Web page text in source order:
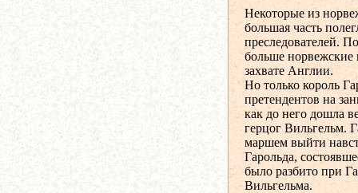
Некоторые из
большая часть
преследователей.
больше
захвате Англии.
Но только король
претендентов на
как до него дошла
герцог Вильгельм.
маршем выйти
Гарольда,
было разбито при
Вильгельма.